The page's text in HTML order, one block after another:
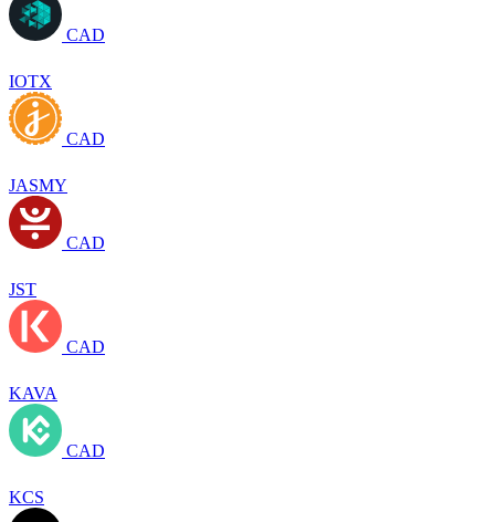
CAD
IOTX
CAD
JASMY
CAD
JST
CAD
KAVA
CAD
KCS